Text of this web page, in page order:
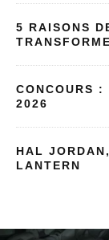
5 RAISONS
CONCOURS :
2026
HAL
LANTERN